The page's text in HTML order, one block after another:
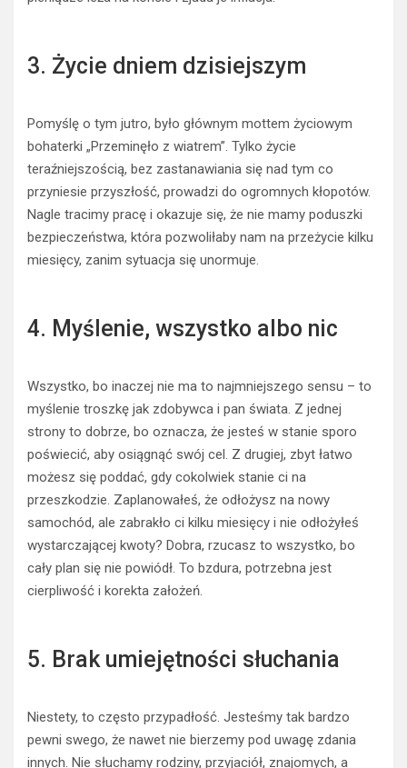
3. Życie dniem dzisiejszym
Pomyślę o tym jutro, było głównym mottem życiowym
bohaterki „Przeminęło z wiatrem”. Tylko życie
teraźniejszością, bez zastanawiania się nad tym co
przyniesie przyszłość, prowadzi do ogromnych kłopotów.
Nagle tracimy pracę i okazuje się, że nie mamy poduszki
bezpieczeństwa, która pozwoliłaby nam na przeżycie kilku
miesięcy, zanim sytuacja się unormuje.
4. Myślenie, wszystko albo nic
Wszystko, bo inaczej nie ma to najmniejszego sensu – to
myślenie troszkę jak zdobywca i pan świata. Z jednej
strony to dobrze, bo oznacza, że jesteś w stanie sporo
poświecić, aby osiągnąć swój cel. Z drugiej, zbyt łatwo
możesz się poddać, gdy cokolwiek stanie ci na
przeszkodzie. Zaplanowałeś, że odłożysz na nowy
samochód, ale zabrakło ci kilku miesięcy i nie odłożyłeś
wystarczającej kwoty? Dobra, rzucasz to wszystko, bo
cały plan się nie powiódł. To bzdura, potrzebna jest
cierpliwość i korekta założeń.
5. Brak umiejętności słuchania
Niestety, to często przypadłość. Jesteśmy tak bardzo
pewni swego, że nawet nie bierzemy pod uwagę zdania
innych. Nie słuchamy rodziny, przyjaciół, znajomych, a